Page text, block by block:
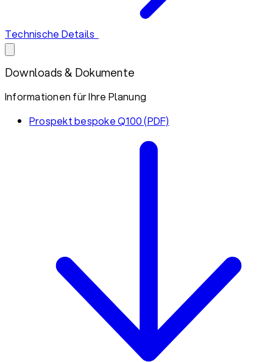
Technische Details
Downloads & Dokumente
Informationen für Ihre Planung
Prospekt bespoke Q100 (PDF)